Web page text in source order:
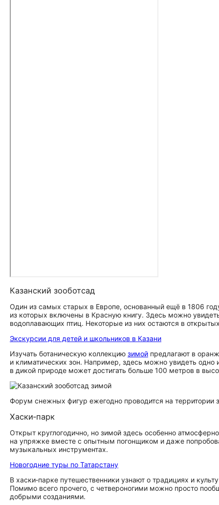
Казанский зооботсад
Один из самых старых в Европе, основанный ещё в 1806
из которых включены в Красную книгу. Здесь можно
водоплавающих птиц. Некоторые из них остаются в
Экскурсии для детей и школьников в Казани
Изучать ботаническую коллекцию зимой предлагают в
и климатических зон. Например, здесь можно увидеть
в дикой природе может достигать больше 100 метров в
Форум снежных фигур ежегодно проводится на территории
Хаски‑парк
Открыт круглогодично, но зимой здесь особенно
на упряжке вместе с опытным погонщиком и даже
музыкальных инструментах.
Новогодние туры по Татарстану
В хаски‑парке путешественники узнают о традициях и
Помимо всего прочего, с четвероногими можно просто
добрыми созданиями.